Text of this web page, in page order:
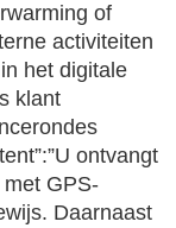
of
activiteiten
het digitale
klant
ontvangt
GPS-
Daarnaast